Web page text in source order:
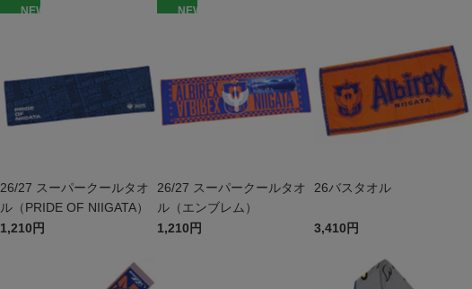
NEW
26/27 スーパークールタオ
ル（PRIDE OF NIIGATA）
1,210円
NEW
26/27 スーパークールタオ
ル（エンブレム）
1,210円
26バスタオル
3,410円